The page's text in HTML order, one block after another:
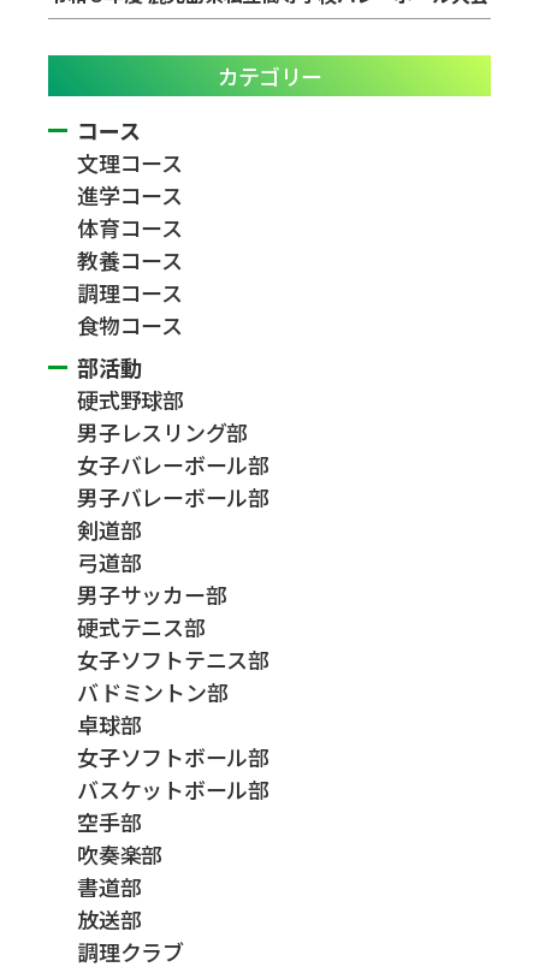
カテゴリー
コース
文理コース
進学コース
体育コース
教養コース
調理コース
食物コース
部活動
硬式野球部
男子レスリング部
女子バレーボール部
男子バレーボール部
剣道部
弓道部
男子サッカー部
硬式テニス部
女子ソフトテニス部
バドミントン部
卓球部
女子ソフトボール部
バスケットボール部
空手部
吹奏楽部
書道部
放送部
調理クラブ